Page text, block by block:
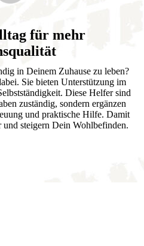
für mehr
in Deinem Zuhause zu leben?
Sie bieten Unterstützung im
Diese Helfer sind
zuständig, sondern ergänzen
und praktische Hilfe. Damit
und steigern Dein Wohlbefinden.